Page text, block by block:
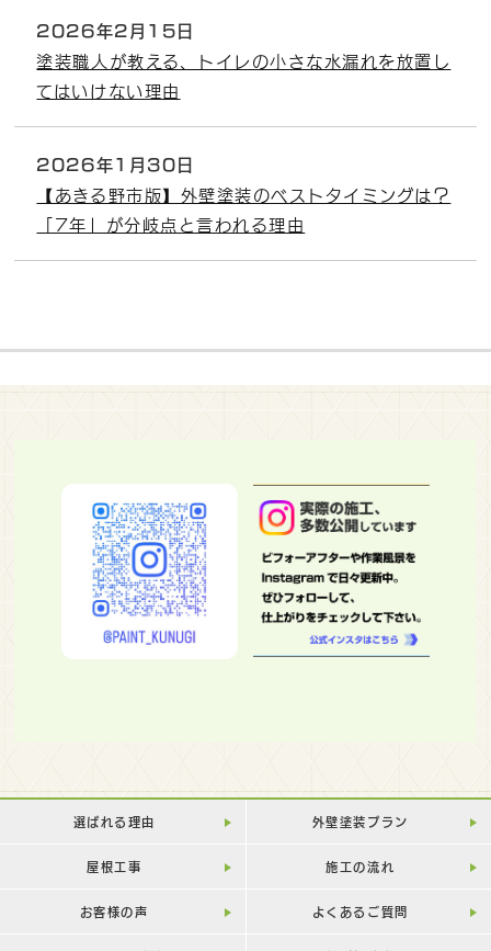
2026年2月15日
塗装職人が教える、トイレの小さな水漏れを放置し
てはいけない理由
2026年1月30日
【あきる野市版】外壁塗装のベストタイミングは？
「7年」が分岐点と言われる理由
選ばれる理由 外壁塗装プラン
屋根工事 施工の流れ
お客様の声 よくあるご質問